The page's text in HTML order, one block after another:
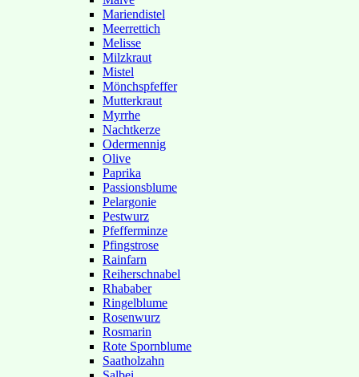
Mariendistel
Meerrettich
Melisse
Milzkraut
Mistel
Mönchspfeffer
Mutterkraut
Myrrhe
Nachtkerze
Odermennig
Olive
Paprika
Passionsblume
Pelargonie
Pestwurz
Pfefferminze
Pfingstrose
Rainfarn
Reiherschnabel
Rhababer
Ringelblume
Rosenwurz
Rosmarin
Rote Spornblume
Saatholzahn